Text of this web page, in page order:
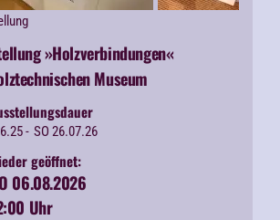
»Holzverbindungen«
Museum
- SO 26.07.26
geöffnet:
06.08.2026
Uhr